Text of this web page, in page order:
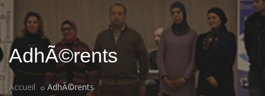
AdhÃ©rents
Accueil AdhÃ©rents